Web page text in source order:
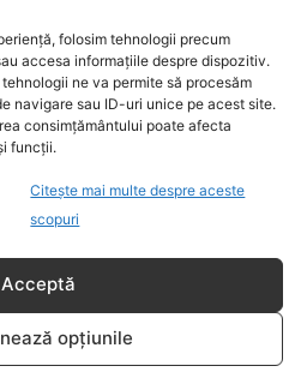
folosim tehnologii precum
accesa informațiile despre dispozitiv.
ne va permite să procesăm
navigare sau ID-uri unice pe acest site.
consimțământului poate afecta
funcții.
Citește mai multe despre aceste
scopuri
Acceptă
opțiunile
Infantino, președinte al FIFA din
prin cele mai grele zile de
mandatului, iar acțiunile
„hotărârea și priceperea lui
a uitat